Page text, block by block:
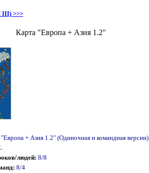
III) >>>
Карта "Европа + Азия 1.2"
"Европа + Азия 1.2" (Одиночная и командная версии)
людей: 8/8
8/4